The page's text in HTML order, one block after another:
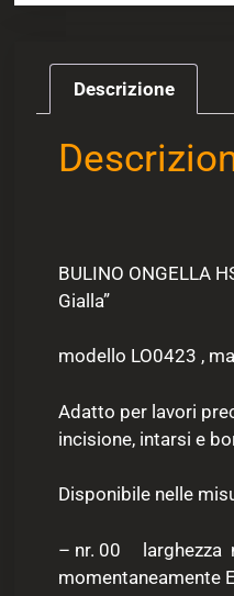
Descrizione
BULINO ONGELLA
Gialla”
modello LO0423 ,
Adatto per lavori
incisione, intarsi e
Disponibile nelle
– nr. 00 larghezza
momentaneamente